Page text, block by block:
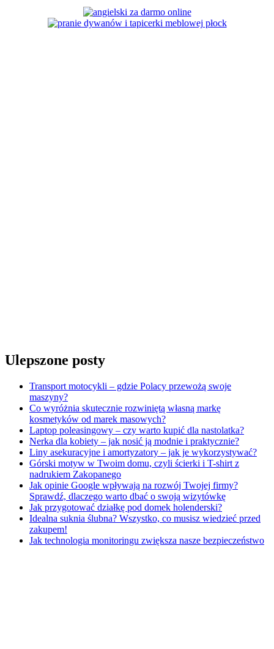
Ulepszone posty
Transport motocykli – gdzie Polacy przewożą swoje
maszyny?
Co wyróżnia skutecznie rozwiniętą własną markę
kosmetyków od marek masowych?
Laptop poleasingowy – czy warto kupić dla nastolatka?
Nerka dla kobiety – jak nosić ją modnie i praktycznie?
Liny asekuracyjne i amortyzatory – jak je wykorzystywać?
Górski motyw w Twoim domu, czyli ścierki i T-shirt z
nadrukiem Zakopanego
Jak opinie Google wpływają na rozwój Twojej firmy?
Sprawdź, dlaczego warto dbać o swoją wizytówkę
Jak przygotować działkę pod domek holenderski?
Idealna suknia ślubna? Wszystko, co musisz wiedzieć przed
zakupem!
Jak technologia monitoringu zwiększa nasze bezpieczeństwo